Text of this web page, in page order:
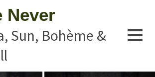
Never
Sun, Bohème &